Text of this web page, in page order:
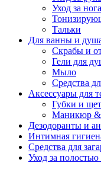
Уход за
Тальки
Для ванны и
Скрабы и
Гели для
Мыло
Средства
Аксессуары для
Губки и
Маникюр
Дезодоранты и
Интимная
Средства для
Уход за полостью